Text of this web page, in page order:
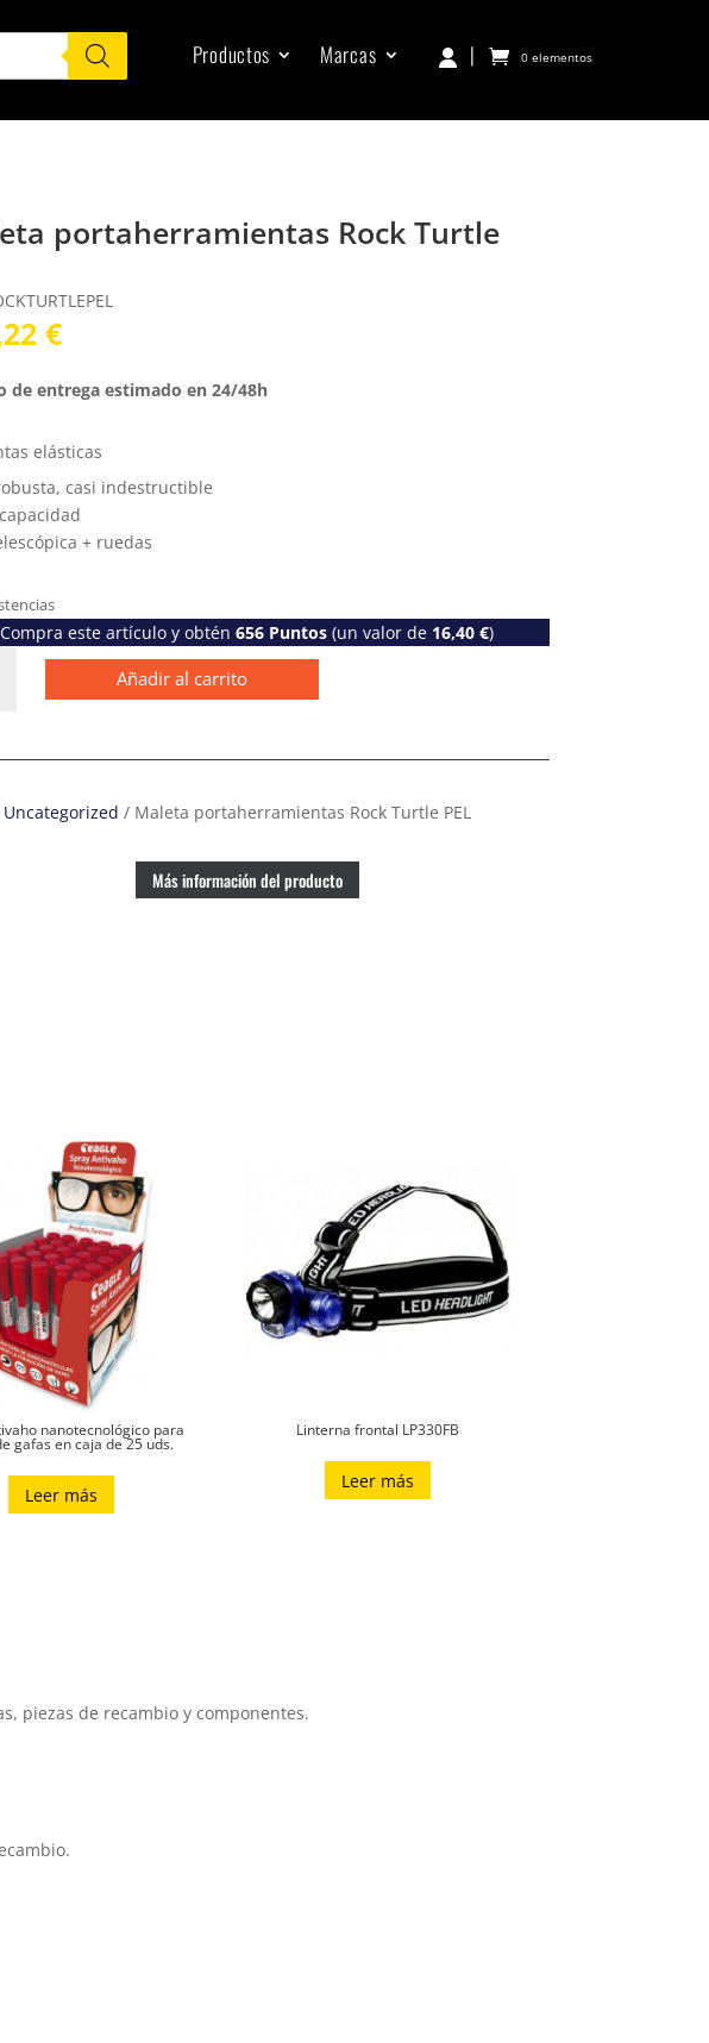
Productos Marcas | 0 elementos
portaherramientas Rock Turtle
€
de entrega estimado en 24/48h
elásticas
casi indestructible
+ ruedas
Compra este artículo y obtén656 Puntos (un valor de 16,40€)
Añadir al carrito
Uncategorized / Maleta portaherramientas Rock Turtle PEL
Más información del producto
nanotecnológico para
gafas en caja de 25 uds.
Leer más
Linterna frontal LP330FB
Leer más
piezas de recambio y componentes.